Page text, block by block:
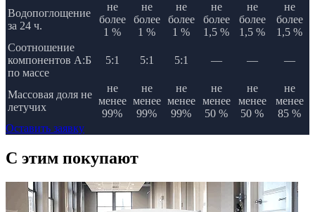
Водопоглощение
за 24 ч.
не
более
1 %
не
более
1 %
не
более
1 %
не
более
1,5 %
не
более
1,5 %
не
более
1,5 %
Соотношение
компонентов А:Б
по массе
5:1 5:1 5:1 — — —
Массовая доля не
летучих
не
менее
99%
не
менее
99%
не
менее
99%
не
менее
50 %
не
менее
50 %
не
менее
85 %
Оставить заявку
C этим покупают